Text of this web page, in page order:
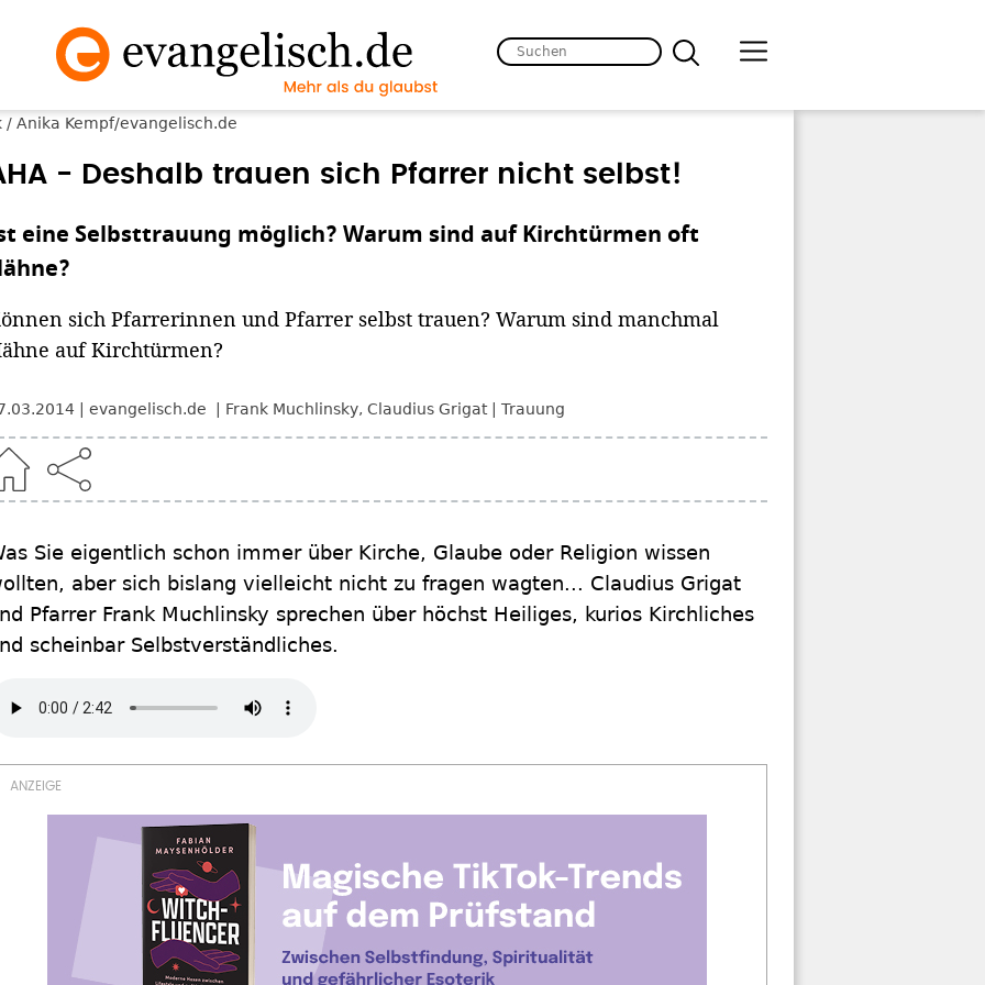
Anika Kempf/evangelisch.de
- Deshalb trauen sich Pfarrer nicht selbst!
eine Selbsttrauung möglich? Warum sind auf Kirchtürmen oft
sich Pfarrerinnen und Pfarrer selbst trauen? Warum sind manchmal
auf Kirchtürmen?
evangelisch.de Frank Muchlinsky, Claudius Grigat Trauung
Sie eigentlich schon immer über Kirche, Glaube oder Religion wissen
aber sich bislang vielleicht nicht zu fragen wagten... Claudius Grigat
Pfarrer Frank Muchlinsky sprechen über höchst Heiliges, kurios Kirchliches
scheinbar Selbstverständliches.